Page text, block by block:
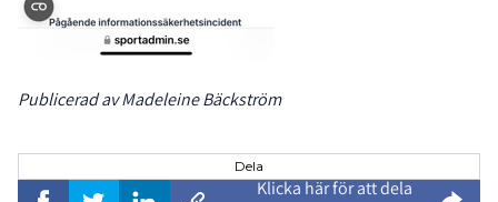
Publicerad av Madeleine Bäckström
Dela
Klicka här för att dela